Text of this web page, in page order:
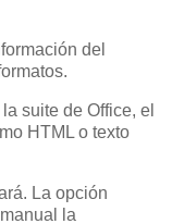
del
suite de Office, el
HTML o texto
La opción
la